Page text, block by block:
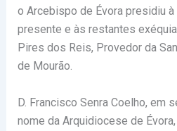
o Arcebispo de Évora presidiu
presente e às restantes
Pires dos Reis, Provedor da
de Mourão.
D. Francisco Senra Coelho, em
nome da Arquidiocese de